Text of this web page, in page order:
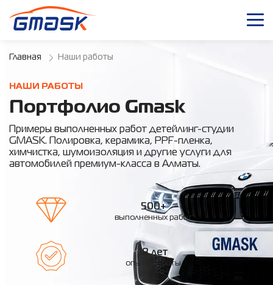
Главная Наши работы
НАШИ РАБОТЫ
Портфолио Gmask
Примеры выполненных работ детейлинг-студии
GMASK. Полировка, керамика, PPF-пленка,
химчистка, шумоизоляция и другие услуги для
автомобилей премиум-класса в Алматы.
500+
выполненных работ
18 лет
опыта работы